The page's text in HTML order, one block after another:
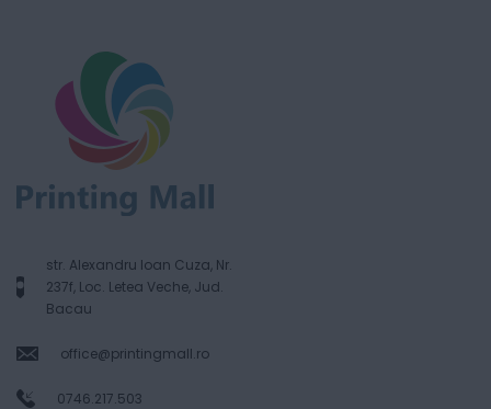
str. Alexandru Ioan Cuza, Nr.
237f, Loc. Letea Veche, Jud.
Bacau
office@printingmall.ro
0746.217.503